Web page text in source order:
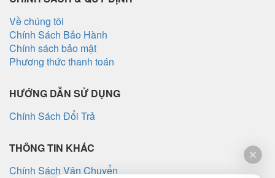
Về chúng tôi
Chính Sách Bảo Hành
Chính sách bảo mật
Phương thức thanh toán
HƯỚNG DẪN SỬ DỤNG
Chính Sách Đổi Trả
THÔNG TIN KHÁC
Chính Sách Vận Chuyển